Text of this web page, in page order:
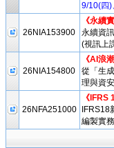
9/10(四)
26NIA153900
《永續
永續資
(視訊上
26NIA154800
《AI浪
從「生
理與資
26NFA251000
《IFRS
編製實